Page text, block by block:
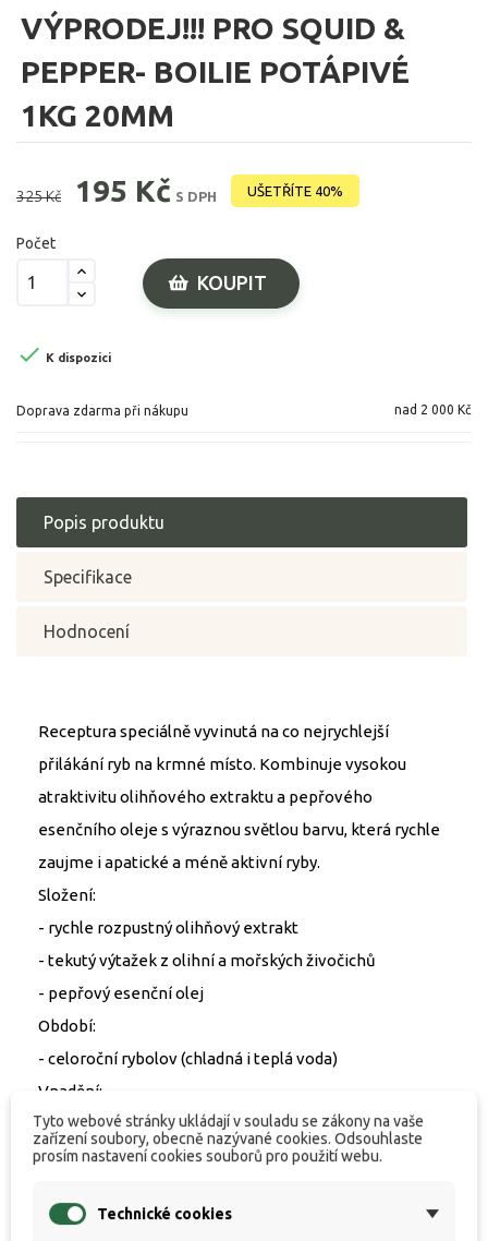
VÝPRODEJ!!! PRO SQUID &
PEPPER- BOILIE POTÁPIVÉ
1KG 20MM
325 Kč 195 Kč S DPH UŠETŘÍTE 40%
Počet
KOUPIT
 K dispozici
Doprava zdarma při nákupu nad 2 000 Kč
Popis produktu
Specifikace
Hodnocení
Receptura speciálně vyvinutá na co nejrychlejší
přilákání ryb na krmné místo. Kombinuje vysokou
atraktivitu olihňového extraktu a pepřového
esenčního oleje s výraznou světlou barvu, která rychle
zaujme i apatické a méně aktivní ryby.
Složení:
- rychle rozpustný olihňový extrakt
- tekutý výtažek z olihní a mořských živočichů
- pepřový esenční olej
Období:
- celoroční rybolov (chladná i teplá voda)
Vnadění:
- středně masivní vnadění
Lokalita:
Selektivita ryb:
Tyto webové stránky ukládají v souladu se zákony na vaše
zařízení soubory, obecně nazývané cookies. Odsouhlaste
prosím nastavení cookies souborů pro použití webu.
Technické cookies